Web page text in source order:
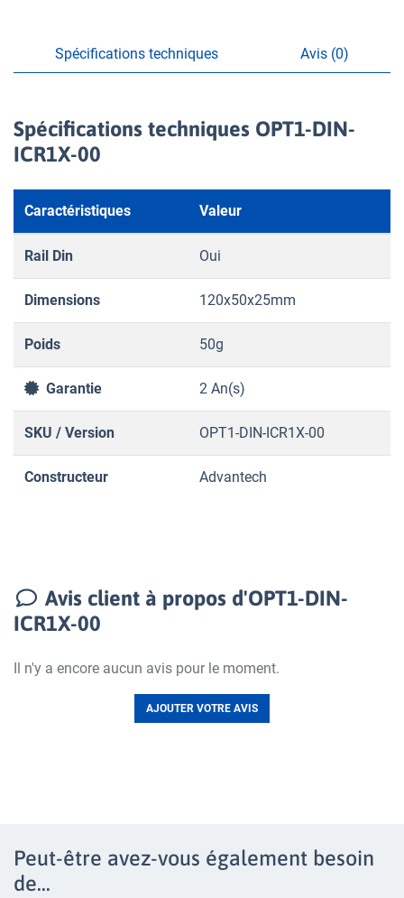
Spécifications techniques Avis (0)
Spécifications techniques OPT1-DIN-
ICR1X-00
Caractéristiques Valeur
Rail Din Oui
Dimensions 120x50x25mm
Poids 50g
Garantie 2 An(s)
SKU / Version OPT1-DIN-ICR1X-00
Constructeur Advantech
Avis client à propos d'OPT1-DIN-
ICR1X-00
Il n'y a encore aucun avis pour le moment.
AJOUTER VOTRE AVIS
Peut-être avez-vous également besoin
de...